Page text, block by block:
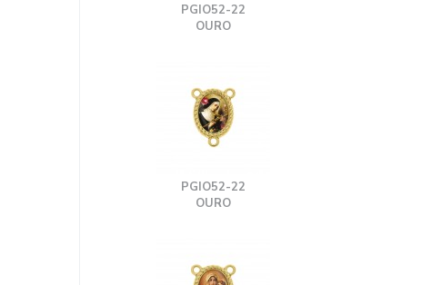
PGIO52-22
OURO
PGIO52-22
OURO